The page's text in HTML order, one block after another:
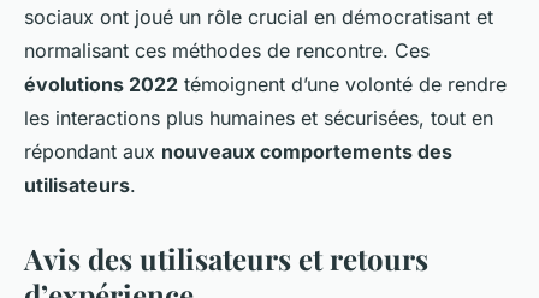
sociaux ont joué un rôle crucial en démocratisant et
normalisant ces méthodes de rencontre. Ces
évolutions 2022 témoignent d’une volonté de rendre
les interactions plus humaines et sécurisées, tout en
répondant aux nouveaux comportements des
utilisateurs.
Avis des utilisateurs et retours